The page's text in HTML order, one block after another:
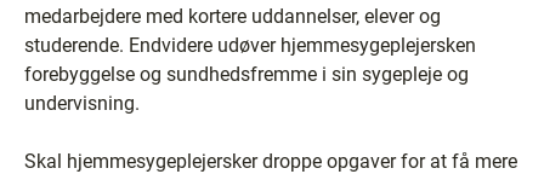
medarbejdere med kortere uddannelser, elever og
studerende. Endvidere udøver hjemmesygeplejersken
forebyggelse og sundhedsfremme i sin sygepleje og
undervisning.
Skal hjemmesygeplejersker droppe opgaver for at få mere